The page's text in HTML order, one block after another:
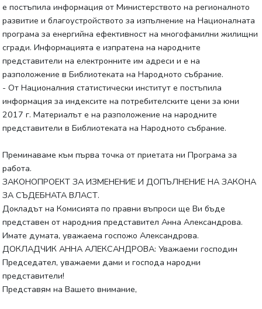
е постъпила информация от Министерството на регионалното
развитие и благоустройството за изпълнение на Националната
програма за енергийна ефективност на многофамилни жилищни
сгради. Информацията е изпратена на народните
представители на електронните им адреси и е на
разположение в Библиотеката на Народното събрание.
- От Националния статистически институт е постъпила
информация за индексите на потребителските цени за юни
2017 г. Материалът е на разположение на народните
представители в Библиотеката на Народното събрание.
Преминаваме към първа точка от приетата ни Програма за
работа.
ЗАКОНОПРОЕКТ ЗА ИЗМЕНЕНИЕ И ДОПЪЛНЕНИЕ НА ЗАКОНА
ЗА СЪДЕБНАТА ВЛАСТ.
Докладът на Комисията по правни въпроси ще Ви бъде
представен от народния представител Анна Александрова.
Имате думата, уважаема госпожо Александрова.
ДОКЛАДЧИК АННА АЛЕКСАНДРОВА: Уважаеми господин
Председател, уважаеми дами и господа народни
представители!
Представям на Вашето внимание,